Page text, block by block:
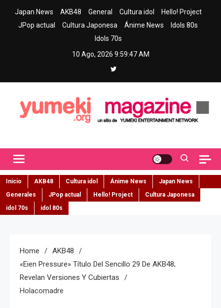
Japan News AKB48 General Cultura idol
Hello! Project
JPop actual
Cultura Japonesa Ánime News
Idols 80s
Idols 70s
10 Ago, 2026 9:59:48 AM
Inicio AKB48 Cultura idol Ánime News
Japan News
Generales
JPop actual Hello! Project
Cultura Japonesa
idol 70s
idol 80s
Home
AKB48
«Eien Pressure» Título Del Sencillo 29 De AKB48;
Revelan Versiones Y Cubiertas
Holacomadre